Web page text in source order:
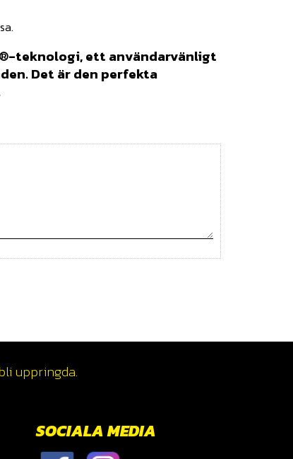
teknologi, ett användarvänligt
Det är den perfekta
uppringda.
SOCIALA MEDIA